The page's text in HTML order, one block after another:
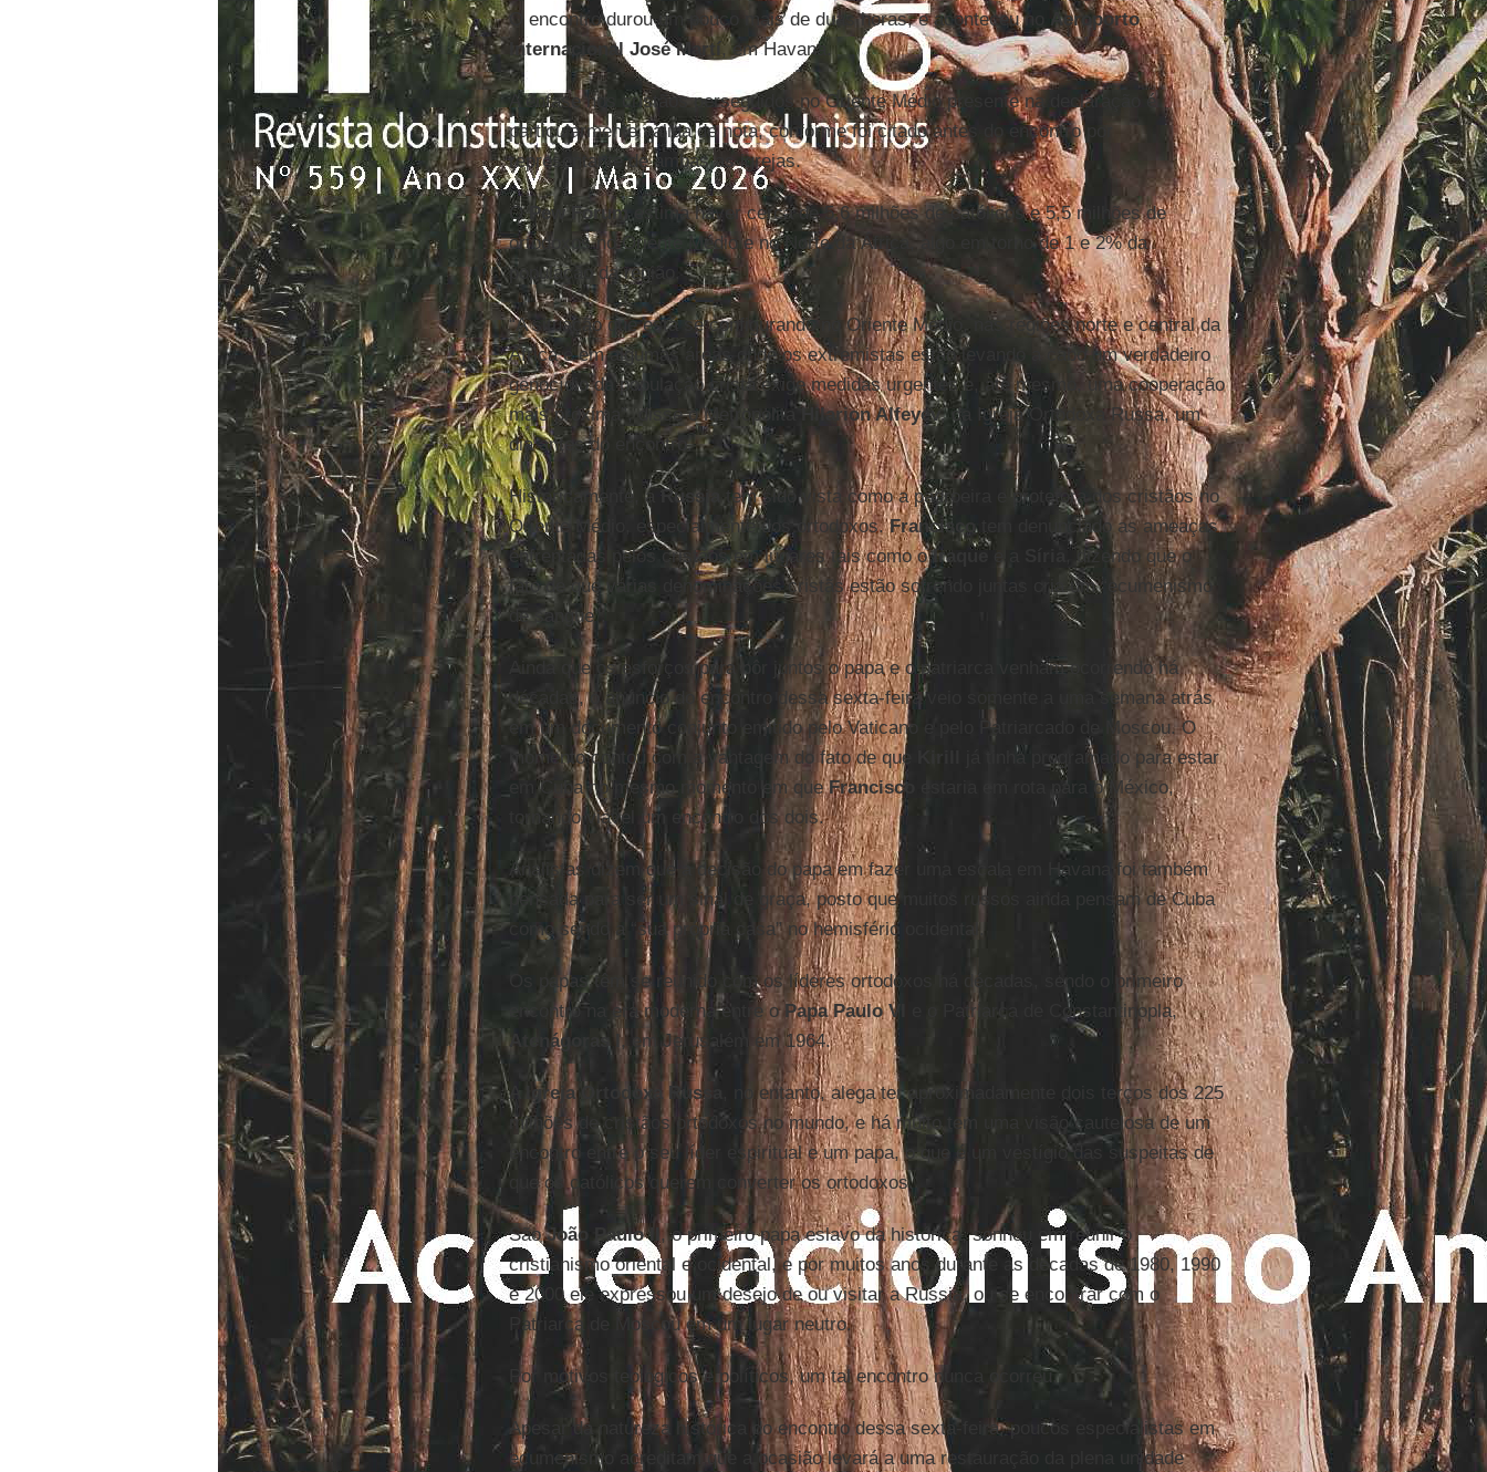
O encontro durou um pouco mais de duas horas, e aconteceu no
Aeroporto
Internacional José Martí, em Havana.
A ênfase nos cristãos perseguidos no Oriente Médio presente na declaração é
particularmente válida de nota, conforme foi citado antes do encontro por
representante de ambas as igrejas.
OPew Forumestima haver cerca de 5,6 milhões de católicos e 5,5 milhões de
ortodoxos no Oriente Médio e no Norte da África, algo em torno de 1 e 2% da
população da região.
“A situação que está se configurando no Oriente Médio, nas regiões norte e central da
África e em algumas áreas onde os extremistas estão levando a cabo um verdadeiro
genocídio da população cristã exige medidas urgentes e, até mesmo, uma cooperação
mais próxima”, disse o Metropolita Hilarion Alfeyev, da Igreja Ortodoxa Russa, um
dia antes do encontro.
Historicamente, a Rússia
tem sido vista como a padroeira e protetora dos cristãos no
Oriente Médio, especialmente dos ortodoxos.Franciscotem denunciado as ameaças
enfrentadas pelos cristãos em lugares tais como oIraque
, dizendo que o
fato de que várias denominações cristãs estão sofrendo juntas cria um “ecumenismo
de sangue”.
Ainda que os esforços para pôr juntos o papa e o patriarca venham ocorrendo há
décadas, o anúncio do encontro dessa sexta-feira veio somente a uma semana atrás
em um documento conjunto emitido pelo Vaticano e pelo Patriarcado de Moscou. O
momento contou com a vantagem do fato de que
já tinha programado para estar
em Cuba no mesmo momento em queFrancisco
estaria em rota para o México,
tornando viável um encontro dos dois.
Analistas dizem que a decisão do papa em fazer uma escala em Havana foi também
pensada para ser um sinal de graça, posto que muitos russos ainda pensam de Cuba
como sendo a “sua própria casa” no hemisfério ocidental.
Os papas têm se reunido com os líderes ortodoxos há décadas, sendo o primeiro
encontro na era moderna entre o Papa Paulo VI
e o Patriarca de Constantinopla,
Atenágoras I, em Jerusalém em 1964.
A Igreja Ortodoxa Russa
, no entanto, alega ter aproximadamente dois terços dos 225
milhões de cristãos ortodoxos no mundo, e há muito tem uma visão cautelosa de um
encontro entre o seu líder espiritual e um papa, o que é um vestígio das suspeitas de
que os católicos querem converter os ortodoxos.
SãoJoão Paulo II , o primeiro papa eslavo da histórica, sonhou em reunir o
cristianismo oriental e ocidental, e por muitos anos durante as décadas de 1980, 1990
e 2000 ele expressou um desejo de ou visitar a Rússia, ou se encontrar com o
Patriarca de Moscou em um lugar neutro.
Por motivos teológicos e políticos, um tal encontro nunca ocorreu.
Apesar da natureza histórica do encontro dessa sexta-feira, poucos especialistas em
ecumenismo acreditam que a ocasião levará a uma restauração da plena unidade